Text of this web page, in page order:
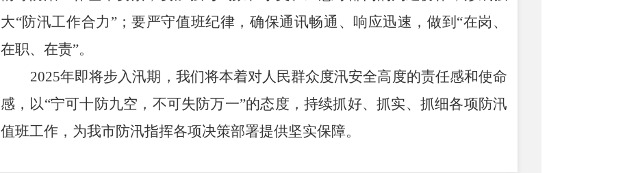
大“防汛工作合力 ”；要严守值班纪律，确保通讯畅通、响应迅速，做到 “在岗、
在职、在责”。
2025年即将步入汛期 ，我们将本着对人民群众度汛安全高度的责任感和使命
感，以“宁可十防九空，不可失防万一”的态度，持续抓好、抓实、抓细各项防汛
值班工作，为我市防汛指挥各项决策部署提供坚实保障。